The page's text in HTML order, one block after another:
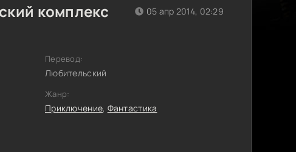
комплекс
05 апр 2014, 02:29
Перевод:
Любительский
Жанр:
Приключение, Фантастика